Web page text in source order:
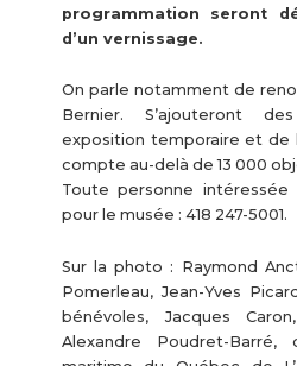
programmation seront
d’un vernissage.
On parle notamment de
Bernier. S’ajouteront
exposition temporaire et de
compte au-delà de 13 000
Toute personne
pour le musée : 418 247-5001.
Sur la photo : Raymond
Pomerleau, Jean-Yves
bénévoles, Jacques
Alexandre Poudret-